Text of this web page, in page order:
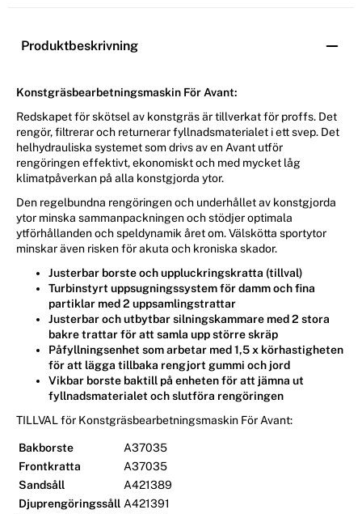
Produktbeskrivning
Konstgräsbearbetningsmaskin För Avant:
Redskapet för skötsel av konstgräs är tillverkat för proffs. Det
rengör, filtrerar och returnerar fyllnadsmaterialet i ett svep. Det
helhydrauliska systemet som drivs av en Avant utför
rengöringen effektivt, ekonomiskt och med mycket låg
klimatpåverkan på alla konstgjorda ytor.
Den regelbundna rengöringen och underhållet av konstgjorda
ytor minska sammanpackningen och stödjer optimala
ytförhållanden och speldynamik året om. Välskötta sportytor
minskar även risken för akuta och kroniska skador.
Justerbar borste och uppluckringskratta (tillval)
Turbinstyrt uppsugningssystem för damm och fina
partiklar med 2 uppsamlingstrattar
Justerbar och utbytbar silningskammare med 2 stora
bakre trattar för att samla upp större skräp
Påfyllningsenhet som arbetar med 1,5 x körhastigheten
för att lägga tillbaka rengjort gummi och jord
Vikbar borste baktill på enheten för att jämna ut
fyllnadsmaterialet och slutföra rengöringen
TILLVAL för Konstgräsbearbetningsmaskin För Avant:
Bakborste
A37035
Frontkratta
A37035
Sandsåll
A421389
Djuprengöringssåll A421391